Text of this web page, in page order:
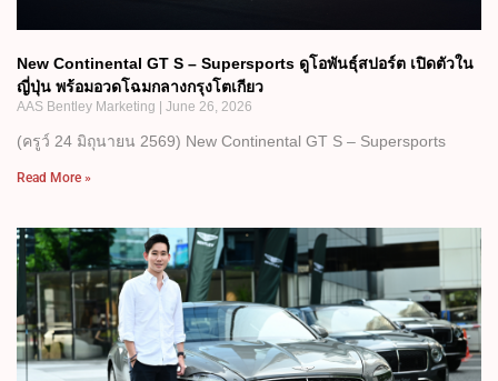
New Continental GT S – Supersports ดูโอพันธุ์สปอร์ต เปิดตัวใน
ญี่ปุ่น พร้อมอวดโฉมกลางกรุงโตเกียว
AAS Bentley Marketing June 26, 2026
(ครูว์ 24 มิถุนายน 2569) New Continental GT S – Supersports
Read More »